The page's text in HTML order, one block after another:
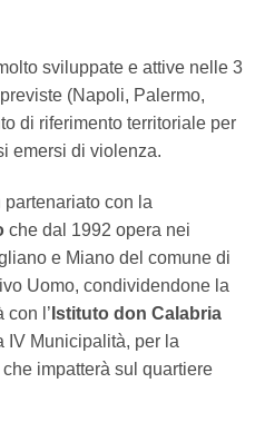
sviluppate e attive nelle 3
(Napoli, Palermo,
di riferimento territoriale per
emersi di violenza.
partenariato con la
che dal 1992 opera nei
e Miano del comune di
Uomo, condividendone la
l’ Istituto don Calabria
IV Municipalità, per la
impatterà sul quartiere